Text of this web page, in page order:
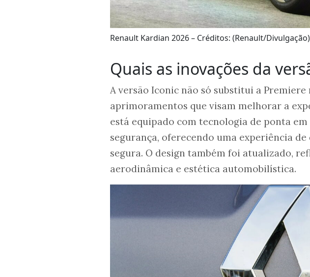
Renault Kardian 2026 – Créditos: (Renault/Divulgação)
Quais as inovações da
A versão Iconic não só substitui a
aprimoramentos que visam melhorar a
está equipado com tecnologia de ponta
segurança, oferecendo uma experiência
segura. O design também foi atualizado,
aerodinâmica e estética automobilística.